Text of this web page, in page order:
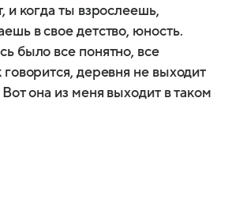
и когда ты взрослеешь,
в свое детство, юность.
было все понятно, все
говорится, деревня не выходит
она из меня выходит в таком